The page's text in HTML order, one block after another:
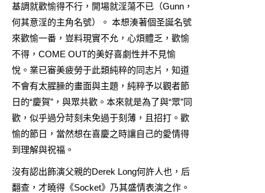
基調就歡愉得不行，開場就淫蕩不已（Gunn，
何其意淫的主角名號）。 本想湊著個圣誕名號
來歡愉一番，豈料現實不允，心煩體乏，歡愉
不得，COME OUT的美好喜劇性并不見愉
悅。業已審美疲勞于此類純粹的同志片，知道
不會有太腥臊的畫面與主題，純粹予以觀者節
日的“慶賀”，與眾共歡。本來就是為了與“眾”同
歡，似乎過分苛刻未免過于刻薄，且招打。歡
愉的節日，當然想在喜慶之時讓自己的愛情得
到理解與祝福。
沒有認出飾演父親的Derek Long何許人也，后
翻查，才曉得《Socket》乃其盛情表演之作。